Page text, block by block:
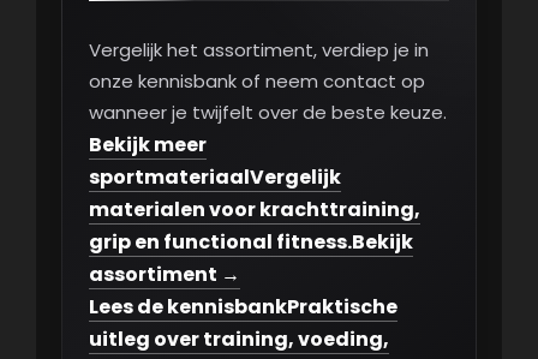
Vergelijk het assortiment, verdiep je in
onze kennisbank of neem contact op
wanneer je twijfelt over de beste keuze.
Bekijk meer
sportmateriaalVergelijk
materialen voor krachttraining,
grip en functional fitness.Bekijk
assortiment →
Lees de kennisbankPraktische
uitleg over training, voeding,